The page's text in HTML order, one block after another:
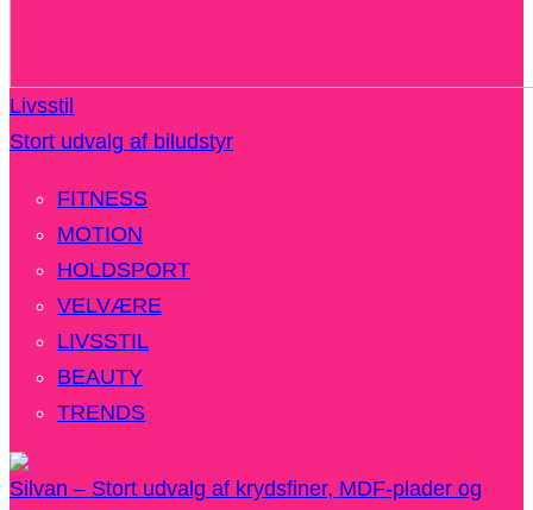
Livsstil
Stort udvalg af biludstyr
FITNESS
MOTION
HOLDSPORT
VELVÆRE
LIVSSTIL
BEAUTY
TRENDS
Silvan – Stort udvalg af krydsfiner, MDF-plader og